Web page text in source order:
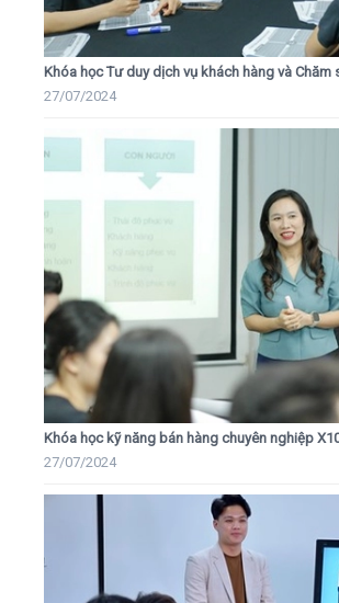
Khóa học Tư duy dịch vụ khách hàng và
27/07/2024
Khóa học kỹ năng bán hàng chuyên nghiệp
27/07/2024